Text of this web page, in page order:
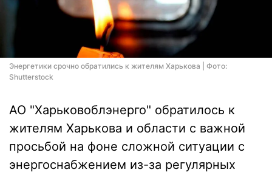
Энергетики срочно обратились к жителям Харькова | Фото:
Shutterstock
АО "Харьковоблэнерго" обратилось к
жителям Харькова и области с важной
просьбой на фоне сложной ситуации с
энергоснабжением из-за регулярных